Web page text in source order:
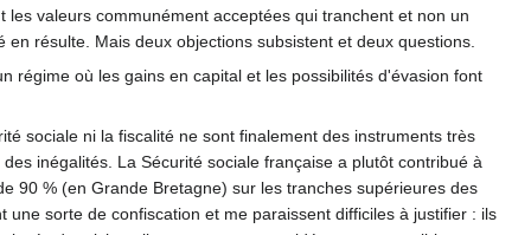
valeurs communément acceptées qui tranchent et non un
résulte. Mais deux objections subsistent et deux questions.
régime où les gains en capital et les possibilités d'évasion font
sociale ni la fiscalité ne sont finalement des instruments très
inégalités. La Sécurité sociale française a plutôt contribué à
90 % (en Grande Bretagne) sur les tranches supérieures des
sorte de confiscation et me paraissent difficiles à justifier : ils